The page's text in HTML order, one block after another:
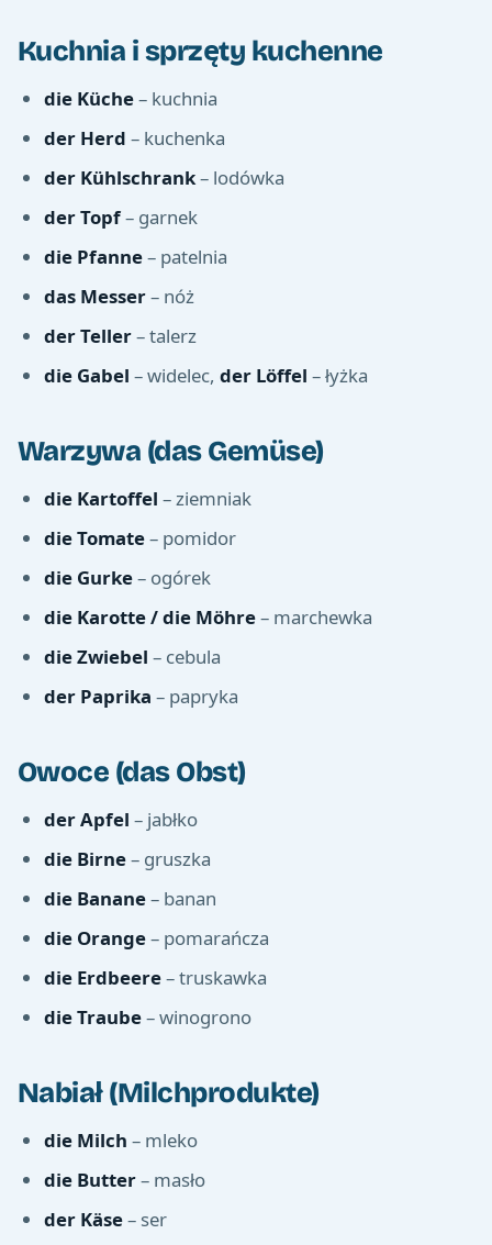
Kuchnia i sprzęty kuchenne
die Küche– kuchnia
der Herd – kuchenka
der Kühlschrank– lodówka
der Topf– garnek
die Pfanne– patelnia
das Messer– nóż
der Teller– talerz
die Gabel – widelec, der Löffel – łyżka
Warzywa (das Gemüse)
die Kartoffel – ziemniak
die Tomate– pomidor
die Gurke– ogórek
die Karotte / die Möhre– marchewka
die Zwiebel – cebula
der Paprika – papryka
Owoce (das Obst)
der Apfel – jabłko
die Birne– gruszka
die Banane– banan
die Orange– pomarańcza
die Erdbeere– truskawka
die Traube– winogrono
Nabiał (Milchprodukte)
die Milch – mleko
die Butter– masło
der Käse– ser